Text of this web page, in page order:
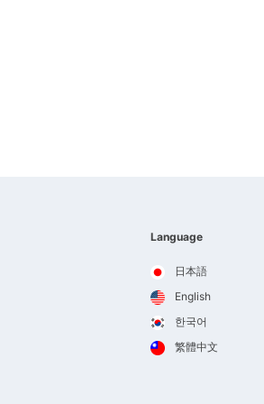
Language
日本語
English
한국어
繁體中文